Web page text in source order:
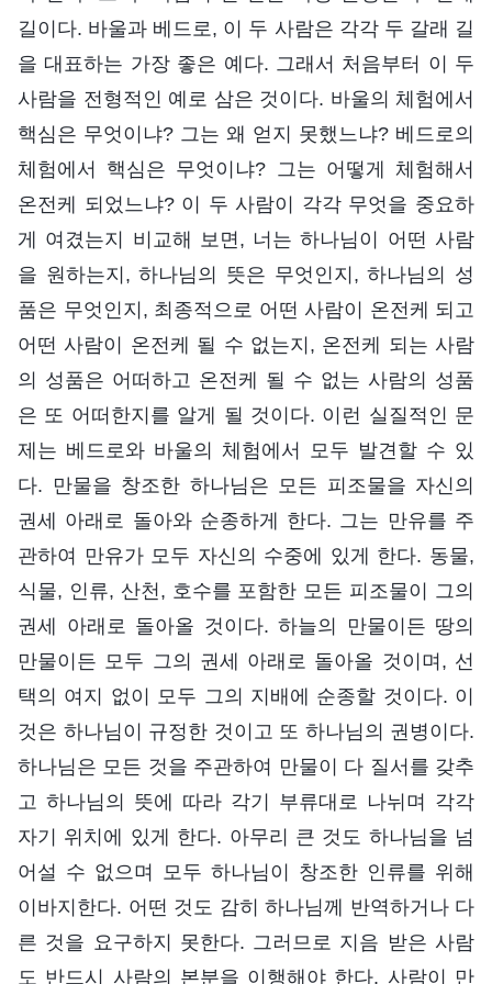
길이다. 바울과 베드로, 이 두 사람은 각각 두 갈래 길
을 대표하는 가장 좋은 예다. 그래서 처음부터 이 두
사람을 전형적인 예로 삼은 것이다. 바울의 체험에서
핵심은 무엇이냐? 그는 왜 얻지 못했느냐? 베드로의
체험에서 핵심은 무엇이냐? 그는 어떻게 체험해서
온전케 되었느냐? 이 두 사람이 각각 무엇을 중요하
게 여겼는지 비교해 보면, 너는 하나님이 어떤 사람
을 원하는지, 하나님의 뜻은 무엇인지, 하나님의 성
품은 무엇인지, 최종적으로 어떤 사람이 온전케 되고
어떤 사람이 온전케 될 수 없는지, 온전케 되는 사람
의 성품은 어떠하고 온전케 될 수 없는 사람의 성품
은 또 어떠한지를 알게 될 것이다. 이런 실질적인 문
제는 베드로와 바울의 체험에서 모두 발견할 수 있
다. 만물을 창조한 하나님은 모든 피조물을 자신의
권세 아래로 돌아와 순종하게 한다. 그는 만유를 주
관하여 만유가 모두 자신의 수중에 있게 한다. 동물,
식물, 인류, 산천, 호수를 포함한 모든 피조물이 그의
권세 아래로 돌아올 것이다. 하늘의 만물이든 땅의
만물이든 모두 그의 권세 아래로 돌아올 것이며, 선
택의 여지 없이 모두 그의 지배에 순종할 것이다. 이
것은 하나님이 규정한 것이고 또 하나님의 권병이다.
하나님은 모든 것을 주관하여 만물이 다 질서를 갖추
고 하나님의 뜻에 따라 각기 부류대로 나뉘며 각각
자기 위치에 있게 한다. 아무리 큰 것도 하나님을 넘
어설 수 없으며 모두 하나님이 창조한 인류를 위해
이바지한다. 어떤 것도 감히 하나님께 반역하거나 다
른 것을 요구하지 못한다. 그러므로 지음 받은 사람
도 반드시 사람의 본분을 이행해야 한다. 사람이 만